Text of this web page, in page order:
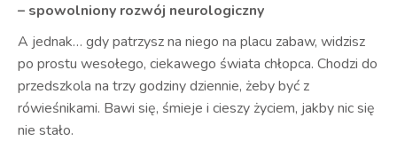
– spowolniony rozwój neurologiczny
A jednak… gdy patrzysz na niego na placu zabaw, widzisz
po prostu wesołego, ciekawego świata chłopca. Chodzi do
przedszkola na trzy godziny dziennie, żeby być z
rówieśnikami. Bawi się, śmieje i cieszy życiem, jakby nic się
nie stało.